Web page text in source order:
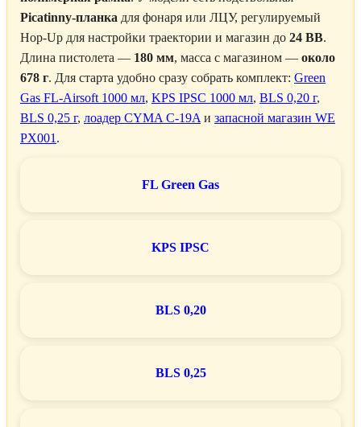
Picatinny-планка для фонаря или ЛЦУ, регулируемый
Hop-Up для настройки траектории и магазин до 24 BB.
Длина пистолета — 180 мм, масса с магазином — около
678 г. Для старта удобно сразу собрать комплект: Green
Gas FL-Airsoft 1000 мл, KPS IPSC 1000 мл, BLS 0,20 г,
BLS 0,25 г, лоадер CYMA C-19A и запасной магазин WE
PX001 .
FL Green Gas
KPS IPSC
BLS 0,20
BLS 0,25